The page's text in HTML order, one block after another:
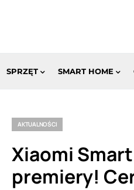
SPRZĘT SMART HOME
AKTUALNOŚCI
Xiaomi
premiery!